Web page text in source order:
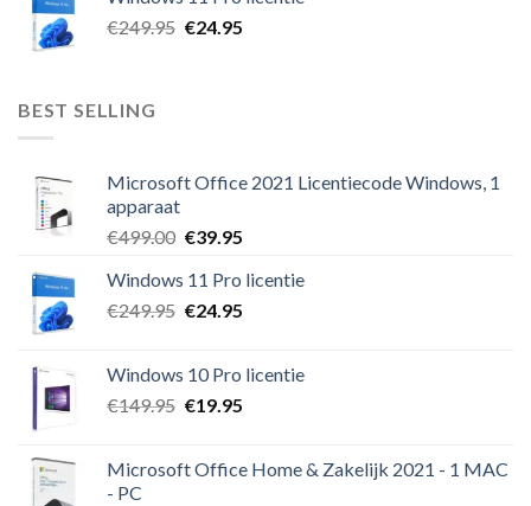
€889.00.€49.95.
€249.95 Oorspronkelijke
€24.95Huidige
BEST SELLING
Microsoft Office 2021 Licentiecode Windows, 1
apparaat
€499.00 Oorspronkelijke
was:
€499.00.
€39.95Huidige
is:
€39.95.
Windows 11 Pro licentie
€249.95 Oorspronkelijke
€249.95.
€24.95Huidige
€24.95.
Windows 10 Pro licentie
€149.95 Oorspronkelijke
€149.95.
€19.95Huidige
€19.95.
Microsoft Office Home & Zakelijk 2021 - 1 MAC
- PC